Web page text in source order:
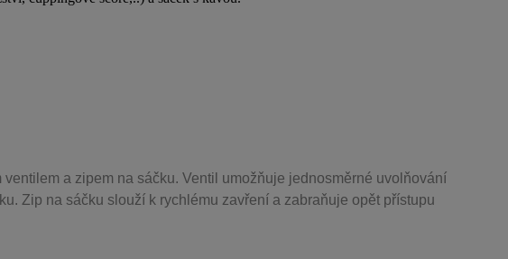
a zipem na sáčku. Ventil umožňuje jednosměrné uvolňování
Zip na sáčku slouží k rychlému zavření a zabraňuje opět přístupu